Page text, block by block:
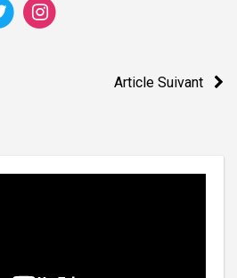
Article Suivant